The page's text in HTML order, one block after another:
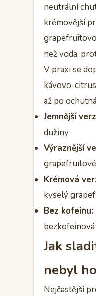
neutrální
krémovější
než voda,
V praxi se
kávovo-
až po
Jemnější
dužiny
Výraznější
Krémová
kyselý
Bez kofeinu:
bezkofeinová
Jak
nebyl
Nejčastější